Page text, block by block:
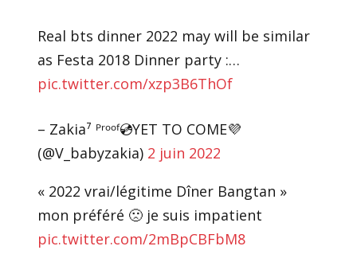
Real bts dinner 2022 may will be similar
as Festa 2018 Dinner party :…
pic.twitter.com/xzp3B6ThOf
– Zakia⁷ ᴾʳᵒᵒᶠ💿YET TO COME💜
(@V_babyzakia) 2 juin 2022
« 2022 vrai/légitime Dîner Bangtan »
mon préféré 🙁 je suis impatient
pic.twitter.com/2mBpCBFbM8